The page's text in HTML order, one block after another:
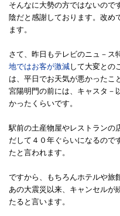
そんなに大勢の方ではないので
陰だと感謝しております。改め
ます。
さて、昨日もテレビのニュ－ス
地ではお客が激減して大変との
は、平日でお天気が悪かったこ
宮陽明門の前には、キャスタ－
かったくらいです。
駅前の土産物屋やレストランの
だして４０年ぐらいになるので
たと言われます。
ですから、もちろんホテルや旅
あの大震災以来、キャンセルが
たると言います。